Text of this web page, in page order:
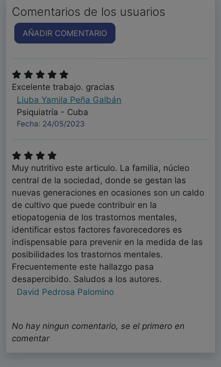
Comentarios de los usuarios
AÑADIR COMENTARIO
Excelente trabajo. gracias
Liuba Yamila Peña Galbán
Psiquiatría - Cuba
Fecha: 24/05/2023
Muy nutritivo este articulo. La familia, núcleo
central de la sociedad, donde se gestan las
nuevas generaciones en ocasiones son un caldo
de cultivo que puede contribuir en la
etiopatogenia de los trastornos mentales,
identificar estos factores favorecedores es
indispensable para prevenir en la medida de las
posibilidades los trastornos mentales.
Frecuentemente este hallazgo pasa
desapercibido. Saludos a los autores.
David Pedrosa Palomino
No hay ningun comentario, se el primero en
comentar